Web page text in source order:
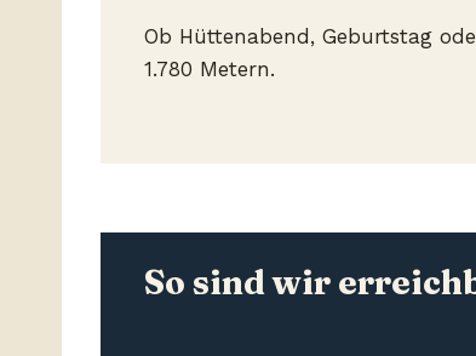
Ob Hüttenabend, Geburtstag
1.780 Metern.
So sind wir